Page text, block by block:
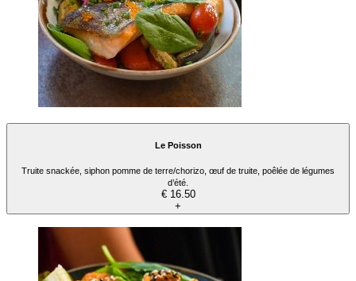
Le Poisson
Truite snackée, siphon pomme de terre/chorizo, œuf de truite, poêlée de légumes
d’été.
€ 16.50
+